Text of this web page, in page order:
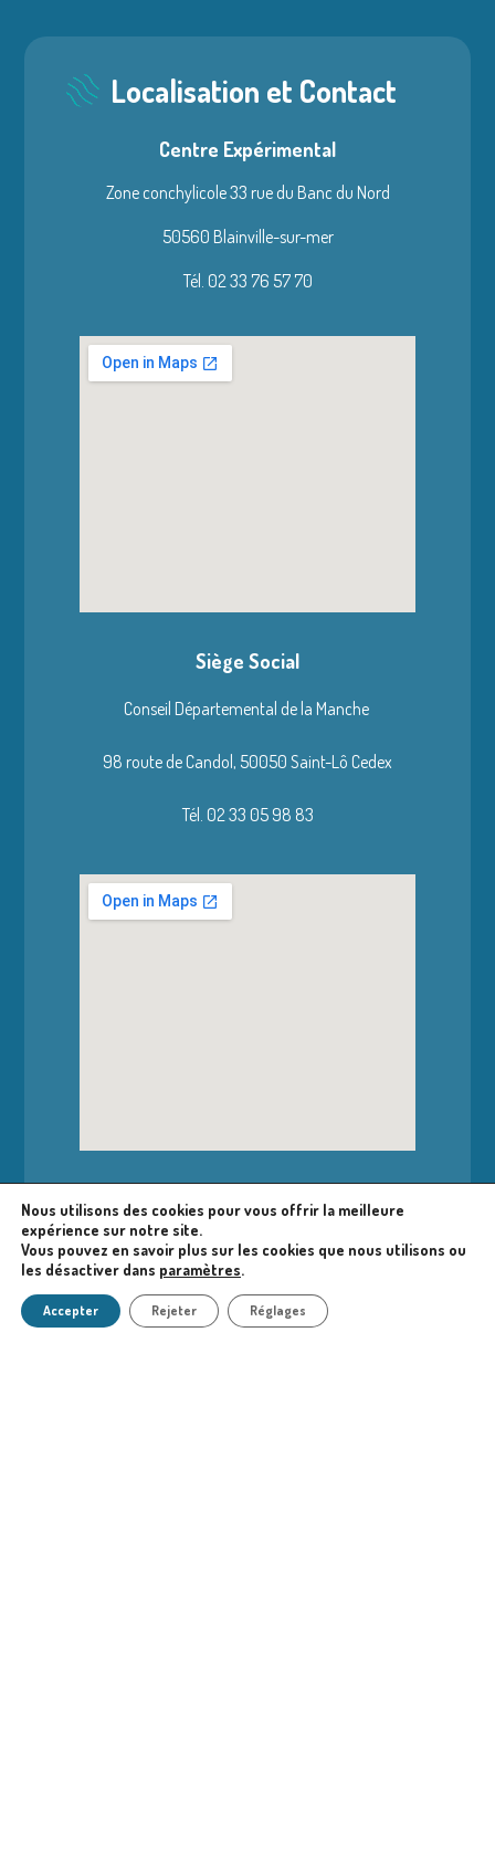
Localisation et Contact
Centre Expérimental
Zone conchylicole 33 rue du Banc du Nord
50560 Blainville-sur-mer
Tél. 02 33 76 57 70
Siège Social
Conseil Départemental de la Manche
98 route de Candol, 50050 Saint-Lô Cedex
Tél. 02 33 05 98 83
Accéder à la bibliothèque
Nous contacter
Nous utilisons des cookies pour vous offrir la meilleure
expérience sur notre site.
Vous pouvez en savoir plus sur les cookies que nous utilisons ou
les désactiver dans paramètres.
Accepter Rejeter Réglages